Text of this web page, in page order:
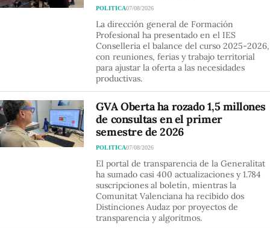
POLITICA07/08/2026
La dirección general de Formación
Profesional ha presentado en el IES
Conselleria el balance del curso 2025-2026,
con reuniones, ferias y trabajo territorial
para ajustar la oferta a las necesidades
productivas.
GVA Oberta ha rozado 1,5 millones
de consultas en el primer
semestre de 2026
POLITICA07/08/2026
El portal de transparencia de la Generalitat
ha sumado casi 400 actualizaciones y 1.784
suscripciones al boletín, mientras la
Comunitat Valenciana ha recibido dos
Distinciones Audaz por proyectos de
transparencia y algoritmos.